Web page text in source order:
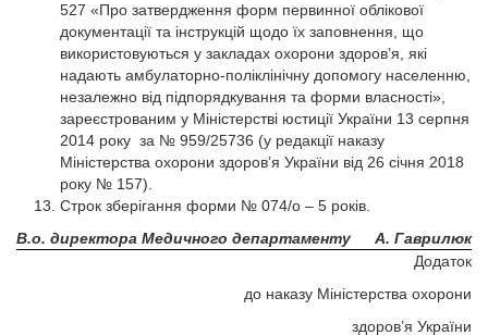
527 «Про затвердження форм первинної облікової
документації та інструкцій щодо їх заповнення, що
використовуються у закладах охорони здоров’я, які
надають амбулаторно-поліклінічну допомогу населенню,
незалежно від підпорядкування та форми власності»,
зареєстрованим у Міністерстві юстиції України 13 серпня
2014 року за № 959/25736 (у редакції наказу
Міністерства охорони здоров’я України від 26 січня 2018
року № 157).
Строк зберігання форми № 074/о – 5 років.
В.о. директора Медичного департаменту
А. Гаврилюк
Додаток
до наказу Міністерства охорони
здоров’я України